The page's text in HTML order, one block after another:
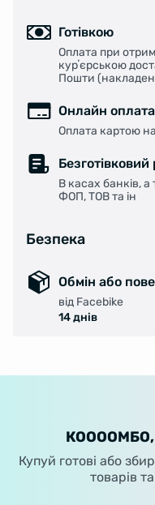
Готівкою
Оплата при
курʼєрською
Пошти
Онлайн оплата
Оплата картою
В касах банків,
ФОП, ТОВ та ін
Безпека
Обмін або
від Facebike
14 днів
Купуй готові або
товарів